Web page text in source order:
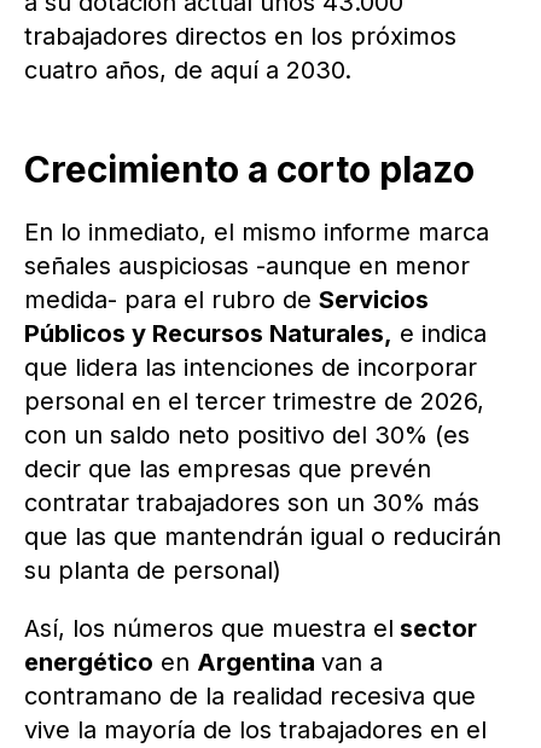
trabajadores directos en los próximos
cuatro años, de aquí a 2030.
Crecimiento a corto plazo
En lo inmediato, el mismo informe marca
señales auspiciosas -aunque en menor
medida- para el rubro de Servicios
Públicos y Recursos Naturales, e indica
que lidera las intenciones de incorporar
personal en el tercer trimestre de 2026,
con un saldo neto positivo del 30% (es
decir que las empresas que prevén
contratar trabajadores son un 30% más
que las que mantendrán igual o reducirán
su planta de personal)
Así, los números que muestra el sector
energético en Argentina van a
contramano de la realidad recesiva que
vive la mayoría de los trabajadores en el